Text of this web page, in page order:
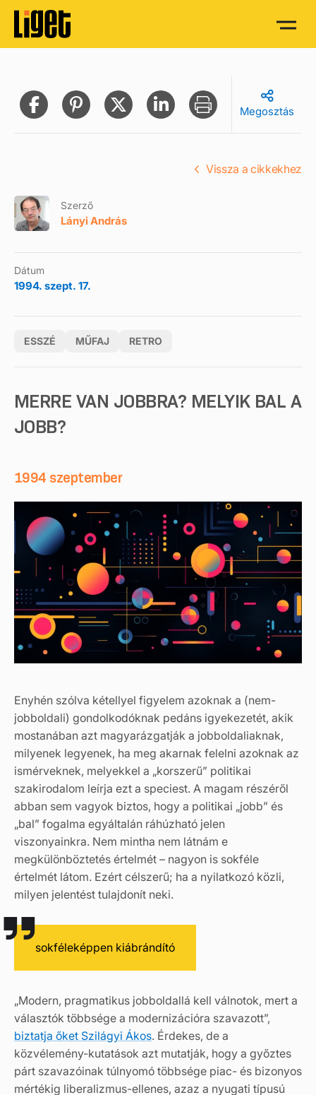
Megosztás
Szerző
Lányi András
Dátum
1994. szept. 17.
ESSZÉ MŰFAJ RETRO
Vissza a cikkekhez
MERRE VAN JOBBRA? MELYIK BAL A
JOBB?
1994 szeptember
Enyhén szólva kétellyel figyelem azoknak a (nem-
jobboldali) gondolkodóknak pedáns igyekezetét, akik
mostanában azt magyarázgatják a jobboldaliaknak,
milyenek legyenek, ha meg akarnak felelni azoknak az
ismérveknek, melyekkel a „korszerű” politikai
szakirodalom leírja ezt a speciest. A magam részéről
abban sem vagyok biztos, hogy a politikai „jobb” és
„bal” fogalma egyáltalán ráhúzható jelen
viszonyainkra. Nem mintha nem látnám e
megkülönböztetés értelmét – nagyon is sokféle
értelmét látom. Ezért célszerű; ha a nyilatkozó közli,
milyen jelentést tulajdonít neki.
sokféleképpen kiábrándító
„Modern, pragmatikus jobboldallá kell válnotok, mert a
választók többsége a modernizációra szavazott”,
biztatja őket Szilágyi Ákos. Érdekes, de a
közvélemény-kutatások azt mutatják, hogy a győztes
párt szavazóinak túlnyomó többsége piac- és bizonyos
mértékig liberalizmus-ellenes, azaz a nyugati típusú